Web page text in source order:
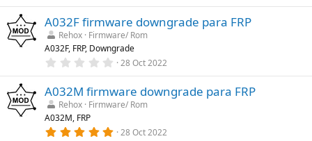
s
)
0
0
e
s
t
r
l
l
a
(
)
A032F firmware downgrade para FRP
Rehox Firmware/ Rom
A032F, FRP, Downgrade
0
0
0
e
s
r
28 Oct 2022
A032M firmware downgrade para FRP
Rehox Firmware/ Rom
A032M, FRP
528 Oct 2022